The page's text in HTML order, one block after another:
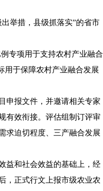
举措，县级抓落实”的省市
专项用于支持农村产业融合
用于保障农村产业融合发展
申报文件，并邀请相关专家
有效衔接。评估组制订评审
求迫切程度、三产融合发展
益和社会效益的基础上， 经
，正式行文上报市级农业农